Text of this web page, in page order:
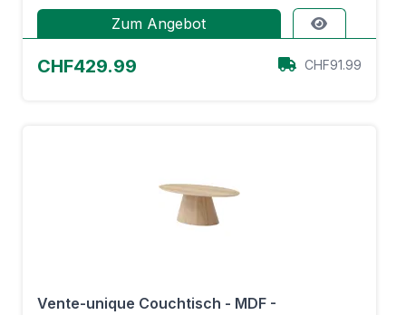
Zum Angebot
CHF429.99 CHF91.99
Vente-unique Couchtisch - MDF -